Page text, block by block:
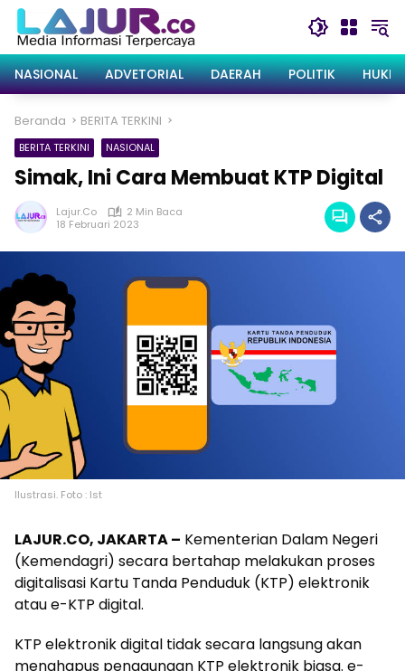
Langsung
konten
NASIONAL
ADVETORIAL DAERAH POLITIK
Beranda BERITA TERKINI
BERITA TERKINI NASIONAL
Simak, Ini Cara Membuat KTP Digital
Lajur.co
2 Min Baca
18 Februari 2023
Ilustrasi. Foto : Ist
LAJUR.CO, JAKARTA – Kementerian Dalam Negeri
(Kemendagri) secara bertahap melakukan proses
digitalisasi Kartu Tanda Penduduk (KTP) elektronik
atau e-KTP digital.
KTP elektronik digital tidak secara langsung akan
menghapus penggunaan KTP elektronik biasa. e-